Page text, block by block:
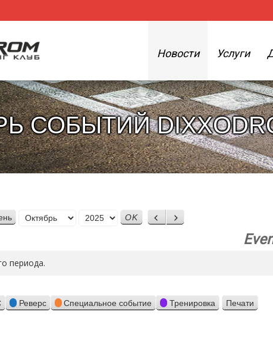
Новости Услуги
СОБЫТИЙ
Месяц
Назад
Вперед
периода.
Реверс Специальное событие Тренировка Просмотр
Печати